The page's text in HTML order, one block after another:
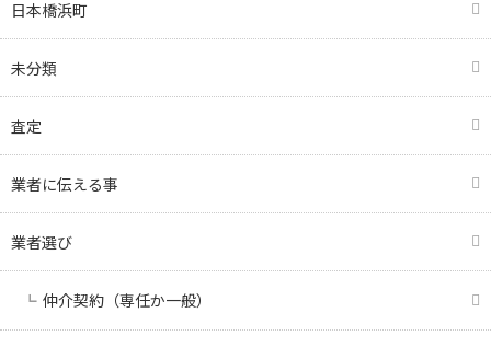
日本橋浜町
未分類
査定
業者に伝える事
業者選び
仲介契約（専任か一般）